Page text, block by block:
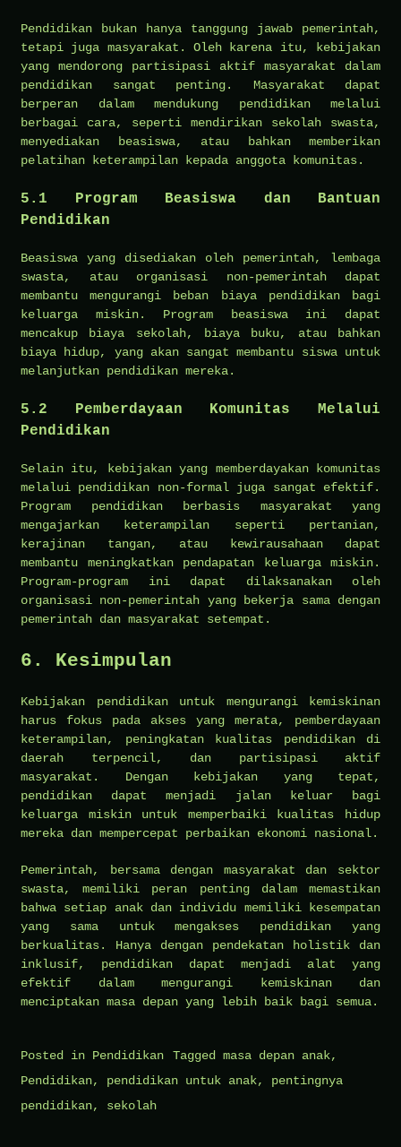
Pendidikan bukan hanya tanggung jawab pemerintah,
tetapi juga masyarakat. Oleh karena itu, kebijakan
yang mendorong partisipasi aktif masyarakat dalam
pendidikan sangat penting. Masyarakat dapat
berperan dalam mendukung pendidikan melalui
berbagai cara, seperti mendirikan sekolah swasta,
menyediakan beasiswa, atau bahkan memberikan
pelatihan keterampilan kepada anggota komunitas.
5.1 Program Beasiswa dan Bantuan
Pendidikan
Beasiswa yang disediakan oleh pemerintah, lembaga
swasta, atau organisasi non-pemerintah dapat
membantu mengurangi beban biaya pendidikan bagi
keluarga miskin. Program beasiswa ini dapat
mencakup biaya sekolah, biaya buku, atau bahkan
biaya hidup, yang akan sangat membantu siswa untuk
melanjutkan pendidikan mereka.
5.2 Pemberdayaan Komunitas Melalui
Pendidikan
Selain itu, kebijakan yang memberdayakan komunitas
melalui pendidikan non-formal juga sangat efektif.
Program pendidikan berbasis masyarakat yang
mengajarkan keterampilan seperti pertanian,
kerajinan tangan, atau kewirausahaan dapat
membantu meningkatkan pendapatan keluarga miskin.
Program-program ini dapat dilaksanakan oleh
organisasi non-pemerintah yang bekerja sama dengan
pemerintah dan masyarakat setempat.
6. Kesimpulan
Kebijakan pendidikan untuk mengurangi kemiskinan
harus fokus pada akses yang merata, pemberdayaan
keterampilan, peningkatan kualitas pendidikan di
daerah terpencil, dan partisipasi aktif
masyarakat. Dengan kebijakan yang tepat,
pendidikan dapat menjadi jalan keluar bagi
keluarga miskin untuk memperbaiki kualitas hidup
mereka dan mempercepat perbaikan ekonomi nasional.
Pemerintah, bersama dengan masyarakat dan sektor
swasta, memiliki peran penting dalam memastikan
bahwa setiap anak dan individu memiliki kesempatan
yang sama untuk mengakses pendidikan yang
berkualitas. Hanya dengan pendekatan holistik dan
inklusif, pendidikan dapat menjadi alat yang
efektif dalam mengurangi kemiskinan dan
menciptakan masa depan yang lebih baik bagi semua.
Posted in Pendidikan Tagged masa depan anak,
Pendidikan, pendidikan untuk anak, pentingnya
pendidikan, sekolah